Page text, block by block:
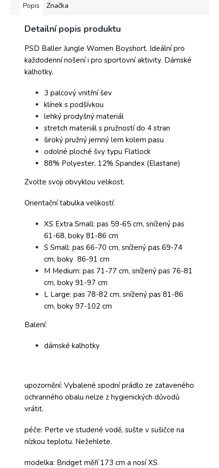
Popis Značka
Detailní popis produktu
PSD Baller Jungle Women Boyshort. Ideální pro
každodenní nošení i pro sportovní aktivity. Dámské
kalhotky.
3 palcový vnitřní šev
klínek s podšívkou
lehký prodyšný materiál
stretch materiál s pružností do 4 stran
široký pružný jemný lem kolem pasu
odolné ploché švy typu Flatlock
88% Polyester, 12% Spandex (Elastane)
Zvolte svoji obvyklou velikost.
Orientační tabulka velikostí:
XS Extra Small: pas 59-65 cm, snížený pas
61-68, boky 81-86 cm
S Small: pas 66-70 cm, snížený pas 69-74
cm, boky 86-91 cm
M Medium: pas 71-77 cm, snížený pas 76-81
cm, boky 91-97 cm
L Large: pas 78-82 cm, snížený pas 81-86
cm, boky 97-102 cm
Balení:
dámské kalhotky
upozornění: Vybalené spodní prádlo ze zataveného
ochranného obalu nelze z hygienických důvodů
vrátit.
péče: Perte ve studené vodě, sušte v sušičce na
nízkou teplotu. Nežehlete.
modelka: Bridget měří 173 cm a nosí XS.